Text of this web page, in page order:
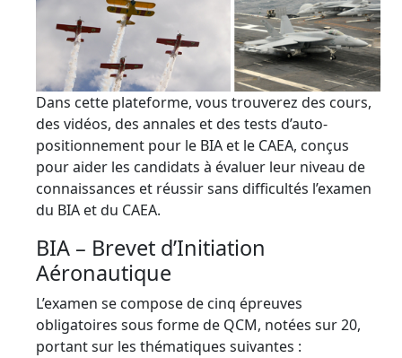
Dans cette plateforme, vous trouverez des cours,
des vidéos, des annales et des tests d’auto-
positionnement pour le BIA et le CAEA, conçus
pour aider les candidats à évaluer leur niveau de
connaissances et réussir sans difficultés l’examen
du BIA et du CAEA.
BIA – Brevet d’Initiation
Aéronautique
L’examen se compose de cinq épreuves
obligatoires sous forme de QCM, notées sur 20,
portant sur les thématiques suivantes :